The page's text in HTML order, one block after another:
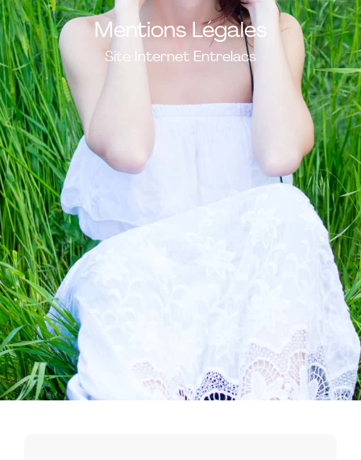
Mentions Légales
Site Internet Entrelacs